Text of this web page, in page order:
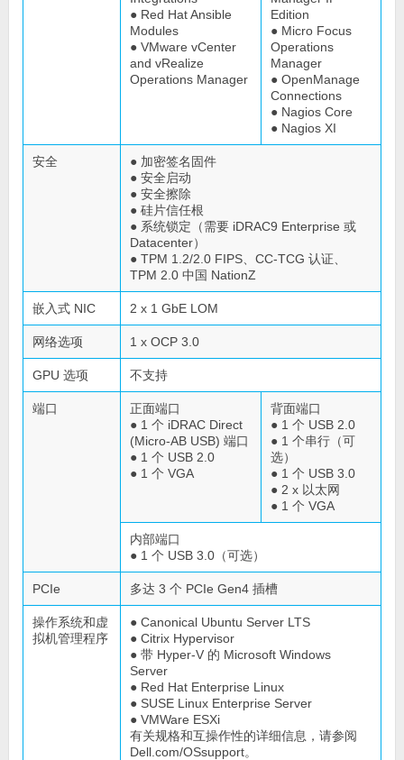
● Red Hat Ansible
Modules
● VMware vCenter
and vRealize
Operations Manager
Edition
● Micro Focus
Operations
Manager
● OpenManage
Connections
● Nagios Core
● Nagios XI
安全
● 加密签名固件
● 安全启动
● 安全擦除
● 硅片信任根
● 系统锁定（需要 iDRAC9 Enterprise 或
Datacenter）
● TPM 1.2/2.0 FIPS、CC-TCG 认证、
TPM 2.0 中国 NationZ
嵌入式 NIC 2 x 1 GbE LOM
网络选项 1 x OCP 3.0
GPU 选项 不支持
端口
正面端口
● 1 个 iDRAC Direct
(Micro-AB USB) 端口
● 1 个 USB 2.0
● 1 个 VGA
背面端口
● 1 个 USB 2.0
● 1 个串行（可
选）
● 1 个 USB 3.0
● 2 x 以太网
● 1 个 VGA
内部端口
● 1 个 USB 3.0（可选）
PCIe 多达 3 个 PCIe Gen4 插槽
操作系统和虚
拟机管理程序
● Canonical Ubuntu Server LTS
● Citrix Hypervisor
● 带 Hyper-V 的 Microsoft Windows
Server
● Red Hat Enterprise Linux
● SUSE Linux Enterprise Server
● VMWare ESXi
有关规格和互操作性的详细信息，请参阅
Dell.com/OSsupport。